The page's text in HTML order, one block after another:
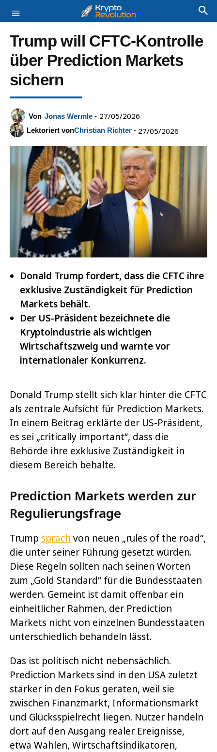
Trump will CFTC-Kontrolle
über Prediction Markets
sichern
Von Jonas Wermle - 27/05/2026
Lektoriert vonChristian Richter - 27/05/2026
Donald Trump fordert, dass die CFTC ihre
exklusive Zuständigkeit für Prediction
Markets behält.
Der US-Präsident bezeichnete die
Kryptoindustrie als wichtigen
Wirtschaftszweig und warnte vor
internationaler Konkurrenz.
Donald Trump stellt sich klar hinter die CFTC
als zentrale Aufsicht für Prediction Markets.
In einem Beitrag erklärte der US-Präsident,
es sei „critically important“, dass die
Behörde ihre exklusive Zuständigkeit in
diesem Bereich behalte.
Prediction Markets werden zur
Regulierungsfrage
Trump sprach von neuen „rules of the road“,
die unter seiner Führung gesetzt würden.
Diese Regeln sollten nach seinen Worten
zum „Gold Standard“ für die Bundesstaaten
werden. Gemeint ist damit offenbar ein
einheitlicher Rahmen, der Prediction
Markets nicht von einzelnen Bundesstaaten
unterschiedlich behandeln lässt.
Das ist politisch nicht nebensächlich.
Prediction Markets sind in den USA zuletzt
stärker in den Fokus geraten, weil sie
zwischen Finanzmarkt, Informationsmarkt
und Glücksspielrecht liegen. Nutzer handeln
dort auf den Ausgang realer Ereignisse,
etwa Wahlen, Wirtschaftsindikatoren,